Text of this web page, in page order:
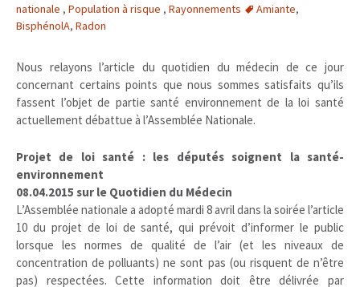
nationale , Population à risque , Rayonnements Amiante,
BisphénolA, Radon
Nous relayons l’article du quotidien du médecin de ce jour
concernant certains points que nous sommes satisfaits qu’ils
fassent l’objet de partie santé environnement de la loi santé
actuellement débattue à l’Assemblée Nationale.
Projet de loi santé : les députés soignent la santé-
environnement
08.04.2015 sur le Quotidien du Médecin
L’Assemblée nationale a adopté mardi 8 avril dans la soirée l’article
10 du projet de loi de santé, qui prévoit d’informer le public
lorsque les normes de qualité de l’air (et les niveaux de
concentration de polluants) ne sont pas (ou risquent de n’être
pas) respectées. Cette information doit être délivrée par